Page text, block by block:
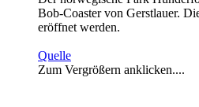
Bob-Coaster von Gerstlauer.
eröffnet werden.
Quelle
Zum Vergrößern anklicken....